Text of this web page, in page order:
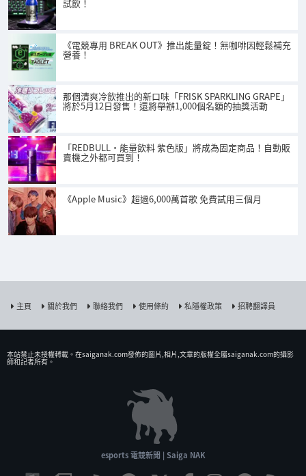
試飲！
《電競專用 BREAK OUT》推出能量錠！無咖啡因輕鬆補充
營養！
那個清爽冷飲推出的新口味「FRISK SPARKLING GRAPE」
將於5月12日發售！還將舉辦1,000個名額的抽獎活動
「REDBULL・能量飲料 紫色版」將成為固定商品！自動販
賣機之外都可買到！
《Apple Music》超過6,000萬首歌 免費試用三個月
主頁 關於我們 聯絡我們 使用條約 私隱權政策 招聘翻譯員
本站禁止未授權𨍭載。在saiganak.com發佈的圖片,相片,文章的版權全屬saiganak.com的攝影
師和記者所有。
esports 電競新聞 | Saiga NAK